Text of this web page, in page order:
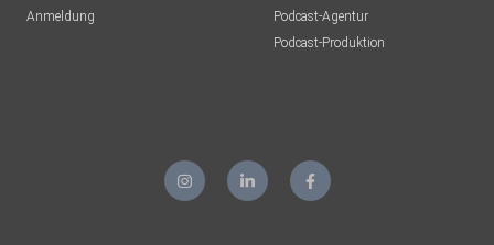
Anmeldung
Podcast-Agentur
Podcast-Produktion